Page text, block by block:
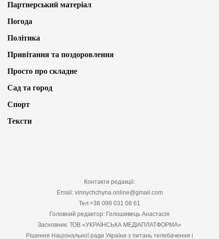
Партнерський матеріал
Погода
Політика
Привітання та поздоровлення
Просто про складне
Сад та город
Спорт
Тексти
Контакти редакції:
Email: vinnychchyna.online@gmail.com
Тел:+38 098 031 08 61
Головний редактор: Голошивець Анастасія
Засновник: ТОВ «УКРАЇНСЬКА МЕДІАПЛАТФОРМА»
Рішення Національної ради України з питань телебачення і